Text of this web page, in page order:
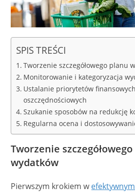
SPIS TREŚCI
Tworzenie szczegółowego planu
Monitorowanie i kategoryzacja
Ustalanie priorytetów
oszczędnościowych
Szukanie sposobów na redukcję
Regularna ocena i
Tworzenie
wydatków
Pierwszym krokiem w